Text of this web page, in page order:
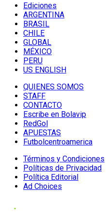
Ediciones
ARGENTINA
BRASIL
CHILE
GLOBAL
MÉXICO
PERU
US ENGLISH
QUIENES SOMOS
STAFF
CONTACTO
Escribe en Bolavip
RedGol
APUESTAS
Futbolcentroamerica
Términos y Condiciones
Políticas de Privacidad
Política Editorial
Ad Choices